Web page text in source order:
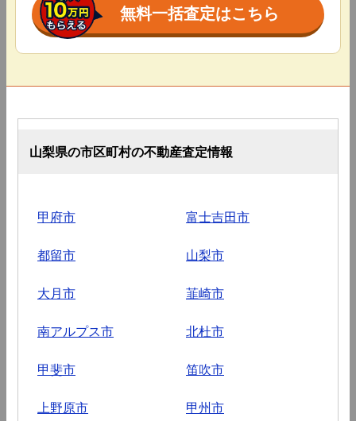
無料一括査定はこちら
山梨県の市区町村の不動産査定情報
甲府市 富士吉田市
都留市 山梨市
大月市 韮崎市
南アルプス市 北杜市
甲斐市 笛吹市
上野原市 甲州市